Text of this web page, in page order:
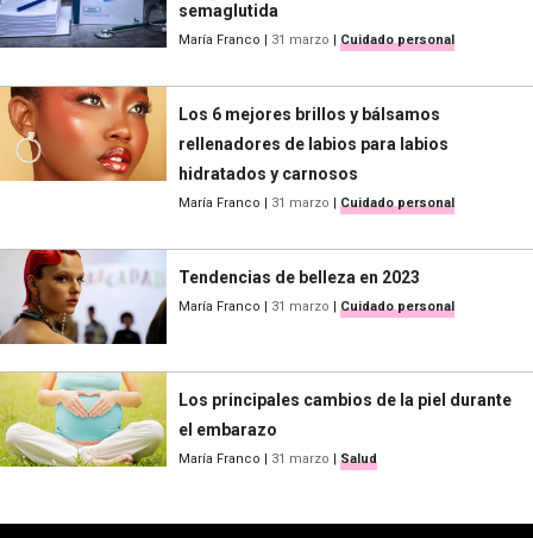
semaglutida
María Franco 31 marzo Cuidado personal
Los 6 mejores brillos y bálsamos
rellenadores de labios para labios
hidratados y carnosos
María Franco 31 marzo Cuidado personal
Tendencias de belleza en 2023
María Franco 31 marzo Cuidado personal
Los principales cambios de la piel durante
el embarazo
María Franco | 31 marzo | Salud